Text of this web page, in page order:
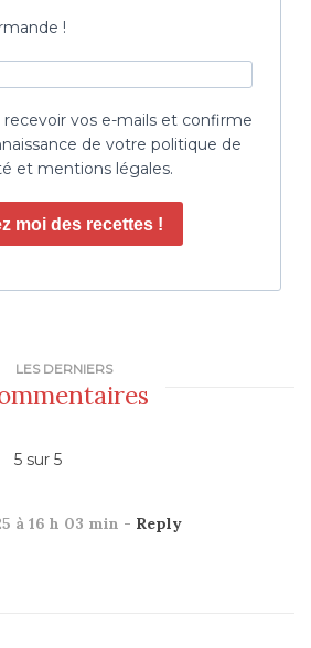
!
vos e-mails et confirme
de votre politique de
et mentions légales.
moi des recettes !
LES DERNIERS
5 sur 5
à 16 h 03 min - Reply